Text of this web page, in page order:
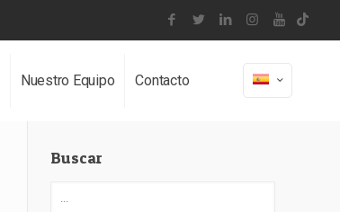
Nuestro Equipo Contacto
Buscar